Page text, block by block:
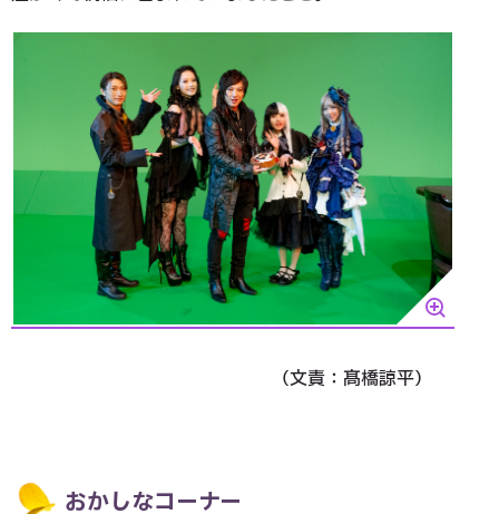
（文責：髙橋諒平）
おかしなコーナー